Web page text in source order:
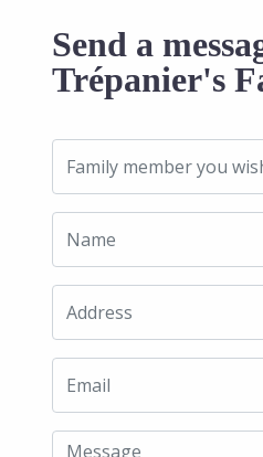
Send a
Trépanier's